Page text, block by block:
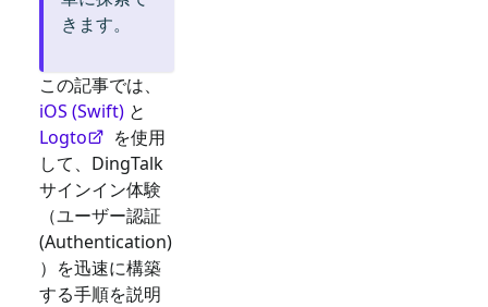
きます。
この記事では、
iOS (Swift) と
Logto
を使用
して、 DingTalk
サインイン体験
（ユーザー認証
(Authentication)
）を迅速に構築
する手順を説明